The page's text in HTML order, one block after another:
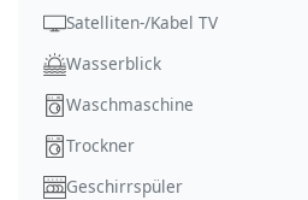
Satelliten-/Kabel TV
Wasserblick
Waschmaschine
Trockner
Geschirrspüler